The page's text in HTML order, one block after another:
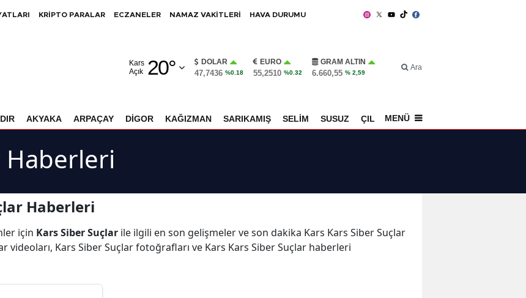
KRİPTO PARALAR ECZANELER NAMAZ VAKİTLERİ HAVA DURUMU
Kars
Açık 20°
Adıyaman
Aydın
DOLAR
47,7436 %0.18
EURO
55,2510 %0.32
GRAM ALTIN
6.660,55 % 2,59
Ara
AKYAKA ARPAÇAY DİGOR KAĞIZMAN SARIKAMIŞ SELİM SUSUZ ÇILDIR SPOR
MENÜ
Haberleri
Haberleri
için Kars Siber Suçlar ile ilgili en son gelişmeler ve son dakika Kars Kars Siber Suçlar
videoları, Kars Siber Suçlar fotoğrafları ve Kars Kars Siber Suçlar haberleri